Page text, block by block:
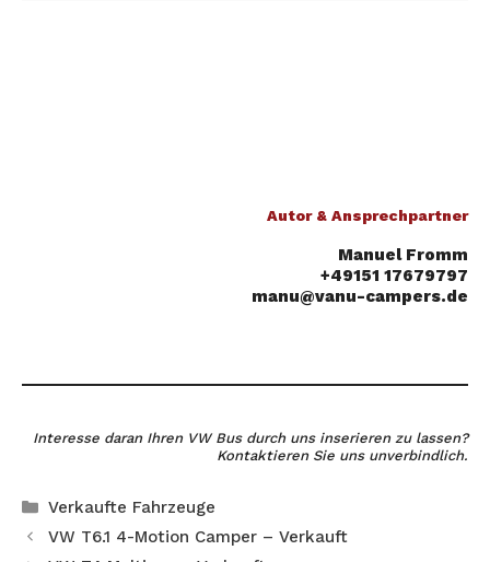
Autor & Ansprechpartner
Manuel Fromm
+49151 17679797
manu@vanu-campers.de
Interesse daran Ihren VW Bus durch uns inserieren zu lassen?
Kontaktieren Sie uns unverbindlich.
Kategorien
Verkaufte Fahrzeuge
VW T6.1 4-Motion Camper – Verkauft